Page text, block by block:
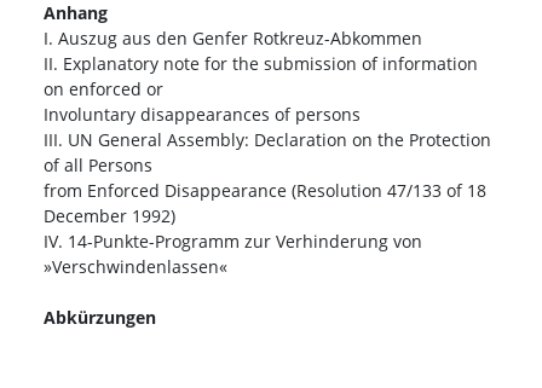
Anhang
I. Auszug aus den Genfer Rotkreuz-Abkommen
II. Explanatory note for the submission of information
on enforced or
Involuntary disappearances of persons
III. UN General Assembly: Declaration on the Protection
of all Persons
from Enforced Disappearance (Resolution 47/133 of 18
December 1992)
IV. 14-Punkte-Programm zur Verhinderung von
»Verschwindenlassen«
Abkürzungen